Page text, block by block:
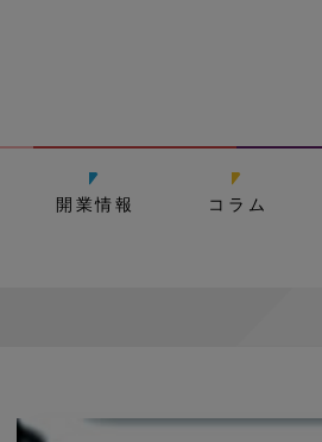
開業情報 コラム